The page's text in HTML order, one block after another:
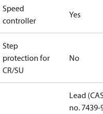
Speed
controller
Yes
Step
protection for
CR/SU
No
Lead
no. 7439-